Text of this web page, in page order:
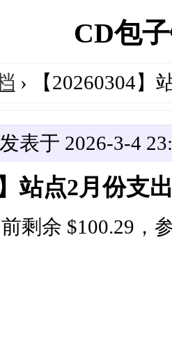
CD包
› 【20260304】
发表于 2026-3-4
】站点2月份支
剩余 $100.29